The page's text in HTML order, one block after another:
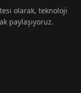
olarak, teknoloji
paylaşıyoruz.